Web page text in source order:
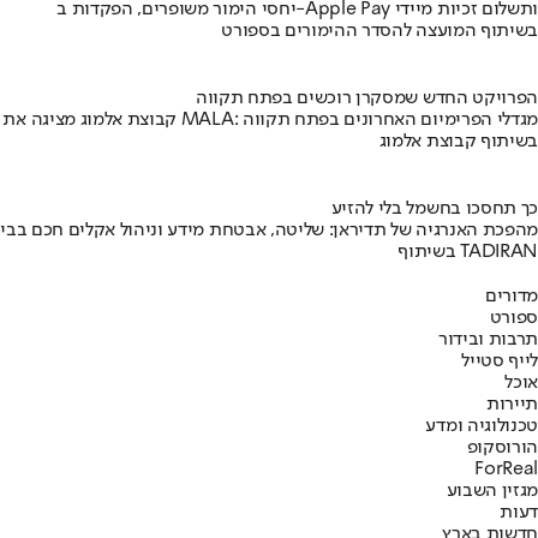
יחסי הימור משופרים, הפקדות ב-Apple Pay ותשלום זכיות מיידי
בשיתוף המועצה להסדר ההימורים בספורט
הפרויקט החדש שמסקרן רוכשים בפתח תקווה
קבוצת אלמוג מציגה את פרויקט MALA: מגדלי הפרימיום האחרונים בפתח תקווה
בשיתוף קבוצת אלמוג
כך תחסכו בחשמל בלי להזיע
מהפכת האנרגיה של תדיראן: שליטה, אבטחת מידע וניהול אקלים חכם
בשיתוף TADIRAN
מדורים
ספורט
תרבות ובידור
לייף סטייל
אוכל
תיירות
טכנולוגיה ומדע
הורוסקופ
ForReal
מגזין השבוע
דעות